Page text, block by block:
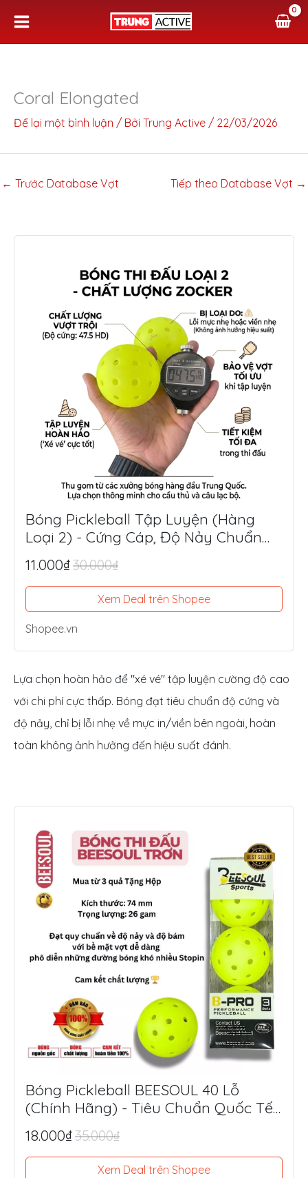
nội
Bóng Pickleball Tập Luyện (Hàng
Loại 2) - Cứng Cáp, Độ Nảy Chuẩn
Thi Đấu, Siêu Tiết Kiệm
11.000₫30.000₫
Xem Deal trên Shopee
Shopee.vn
Lựa chọn hoàn hảo để "xé vé" tập luyện cường độ cao
với chi phí cực thấp. Bóng đạt tiêu chuẩn độ cứng và
độ nảy, chỉ bị lỗi nhẹ về mực in/viền bên ngoài, hoàn
toàn không ảnh hưởng đến hiệu suất đánh.
Bóng Pickleball BEESOUL 40 Lỗ
(Chính Hãng) - Tiêu Chuẩn Quốc Tế,
Chuyên Thi Đấu & Tập Luyện Ngoài
Trời
18.000₫35.000₫
Xem Deal trên Shopee
Coral Elongated
Để lại một bình luận / Bởi Trung Active / 22/03/2026
← Trước Database Vợt Tiếp theo Database Vợt →